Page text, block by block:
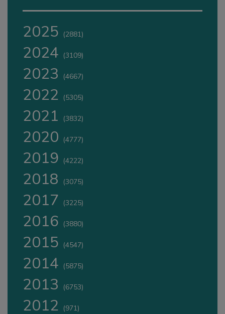
2025 (2881)
2024 (3109)
2023 (4667)
2022 (5305)
2021 (3832)
2020 (4777)
2019 (4222)
2018 (3075)
2017 (3225)
2016 (3880)
2015 (4547)
2014 (5875)
2013 (6753)
2012 (971)